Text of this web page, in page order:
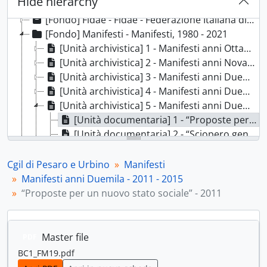
[Fondo] CCNL - Contratti collettivi di lavoro, 1928; 1937; 1945 - 2003
[Fondo] Fidae - Fidae - Federazione Italiana dipendenti aziende elettriche, 1970 - 1977
[Fondo] Manifesti - Manifesti, 1980 - 2021
[Unità archivistica] 1 - Manifesti anni Ottanta - 1980 - 1989, 1980 - 1989
[Unità archivistica] 2 - Manifesti anni Novanta - 1990-1999, 1990-1999
[Unità archivistica] 3 - Manifesti anni Duemila - 2000 - 2005, 2000 - 2005
[Unità archivistica] 4 - Manifesti anni Duemila - 2006 - 2010, 2006 - 2010
[Unità archivistica] 5 - Manifesti anni Duemila - 2011 - 2015, 2011 - 2015
[Unità documentaria] 1 - “Proposte per un nuovo stato sociale” - 2011, 2011
[Unità documentaria] 2 - “Sciopero generale dell’intera giornata” - 2011, 2011
[Unità documentaria] 4 - “Donne terre mutate” - 2012, 2012
[Unità documentaria] 5 - “L’Italia da fare. Il lavoro al centro” - 2012, 2012
[Unità documentaria] 6 - “Per il lavoro e la solidarietà in Europa” - 2012, 2012
[Unità documentaria] 8 - “Conferenza nazionale immigrazione” - 2013, 2013
[Unità documentaria] 9 - “Vive le donne” - 2013, 2013
[Unità documentaria] 10 - "Fondata sul lavoro" - 2013, 2013
[Unità documentaria] 11 - “Lavoro, dignità uguaglianza” - 2014, 2014
Cgil di Pesaro e Urbino
Manifesti
Manifesti anni Duemila - 2011 - 2015
“Proposte per un nuovo stato sociale” - 2011
Master file
BC1_FM19.pdf